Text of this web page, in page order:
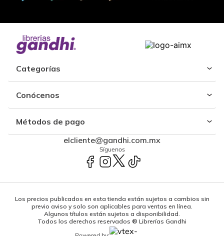
Categorías
Conócenos
Métodos de pago
elcliente@gandhi.com.mx
Síguenos
Los precios publicados en esta tienda están sujetos a cambios sin
previo aviso y solo son aplicables para ventas en línea.
Algunos títulos están sujetos a disponibilidad.
Todos los derechos reservados ® Librerías Gandhi